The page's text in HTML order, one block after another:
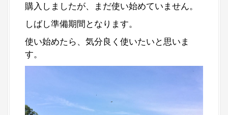
購入しましたが、まだ使い始めていません。
しばし準備期間となります。
使い始めたら、気分良く使いたいと思いま
す。